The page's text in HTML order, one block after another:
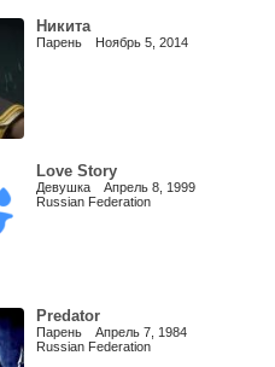
Никита
Парень Ноябрь 5, 2014
Love Story
Девушка Апрель 8, 1999
Russian Federation
Predator
Парень Апрель 7, 1984
Russian Federation